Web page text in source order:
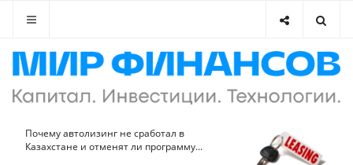
Почему автолизинг не сработал в
Казахстане и отменят ли программу...